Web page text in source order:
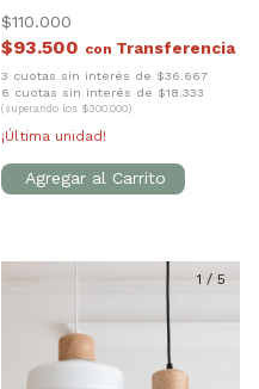
$110.000
$93.500 con
3 cuotas sin interés de $36.667
6 cuotas sin interés de $18.333
(superando los $300.000)
¡Última unidad!
1 / 5